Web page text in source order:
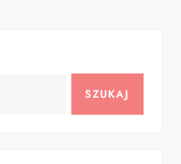
SZUKAJ